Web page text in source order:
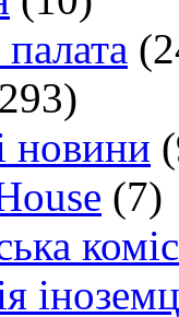
новини
(7)